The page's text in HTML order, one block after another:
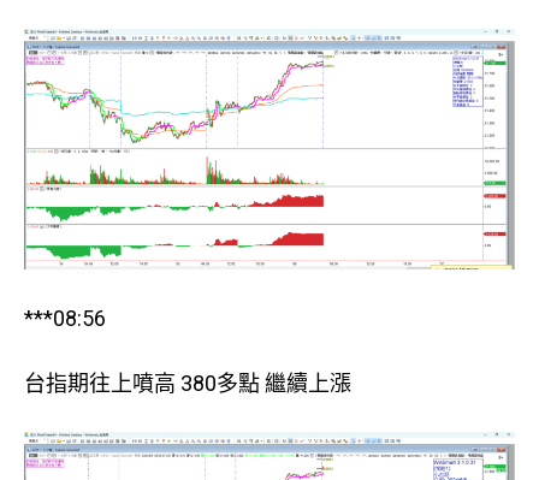
***08:56
台指期往上噴高 380多點 繼續上漲